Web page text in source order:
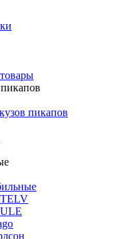
пикапов